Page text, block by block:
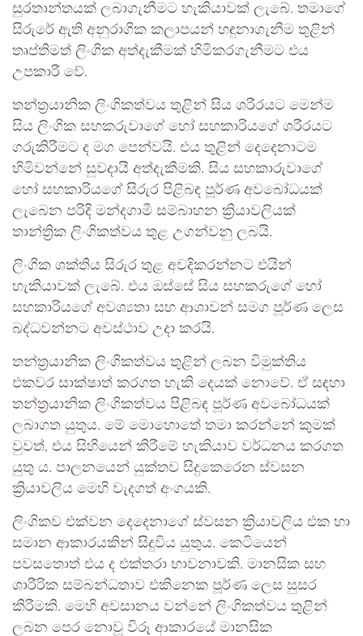
සුරතාන්තයක් ලබාගැනීමට හැකියාවක් ලැබේ. තමාගේ
සිරුරේ ඇති අනුරාගික කලාපයන් හඳුනාගැනීම තුළින්
තෘප්තිමත් ලිංගික අත්දැකීමක් හිමිකරගැනීමට එය
උපකාරී වේ.
තන්ත්‍රයානික ලිංගිකත්වය තුළින් සිය ශරීරයට මෙන්ම
සිය ලිංගික සහකරුවාගේ හෝ සහකාරියගේ ශරීරයට
ගරුකිරීමට ද මග පෙන්වයි. එය තුළින් දෙදෙනාටම
හිමිවන්නේ සුවදායී අත්දැකීමකි. සිය සහකාරුවාගේ
හෝ සහකාරියගේ සිරුර පිළිබඳ පූර්ණ අවබෝධයක්
ලැබෙන පරිදි මන්දගාමී සම්බාහන ක්‍රියාවලියක්
තාන්ත්‍රික ලිංගිකත්වය තුළ උගන්වනු ලබයි.
ලිංගික ශක්තිය සිරුර තුළ අවදිකරන්නට එයින්
හැකියාවක් ලැබේ. එය ඔස්සේ සිය සහකරුගේ හෝ
සහකාරියගේ අවශ්‍යතා සහ ආශාවන් සමග පූර්ණ ලෙස
බද්ධවන්නට අවස්ථාව උදා කරයි.
තන්ත්‍රයානික ලිංගිකත්වය තුළින් ලබන විමුක්තිය
එකවර සාක්ෂාත් කරගත හැකි දෙයක් නොවේ. ඒ සඳහා
තන්ත්‍රයානික ලිංගිකත්වය පිළිබඳ පූර්ණ අවබෝධයක්
ලබාගත යුතුය. මේ මොහොතේ තමා කරන්නේ කුමක්
වුවත්, එය සිහියෙන් කිරීමේ හැකියාව වර්ධනය කරගත
යුතු ය. පාලනයෙන් යුක්තව සිදුකෙරෙන ස්වසන
ක්‍රියාවලිය මෙහි වැදගත් අංගයකි.
ලිංගිකව එක්වන දෙදෙනාගේ ස්වසන ක්‍රියාවලිය එක හා
සමාන ආකාරයකින් සිදුවිය යුතුය. කෙටියෙන්
පවසතොත් එය ද එක්තරා භාවනාවකි. මානසික සහ
ශාරීරික සම්බන්ධතාව එකිනෙක පූර්ණ ලෙස සුසර
කිරීමකි. මෙහි අවසානය වන්නේ ලිංගිකත්වය තුළින්
ලබන පෙර නොවූ විරූ ආකාරයේ මානසික